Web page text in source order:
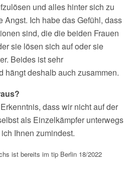
und alles hinter sich zu
Angst. Ich habe das Gefühl, dass
sind, die die beiden Frauen
sie lösen sich auf oder sie
Beides ist sehr
hängt deshalb auch zusammen.
dass wir nicht auf der
als Einzelkämpfer unterwegs
Ihnen zumindest.
ist bereits im tip Berlin 18/2022